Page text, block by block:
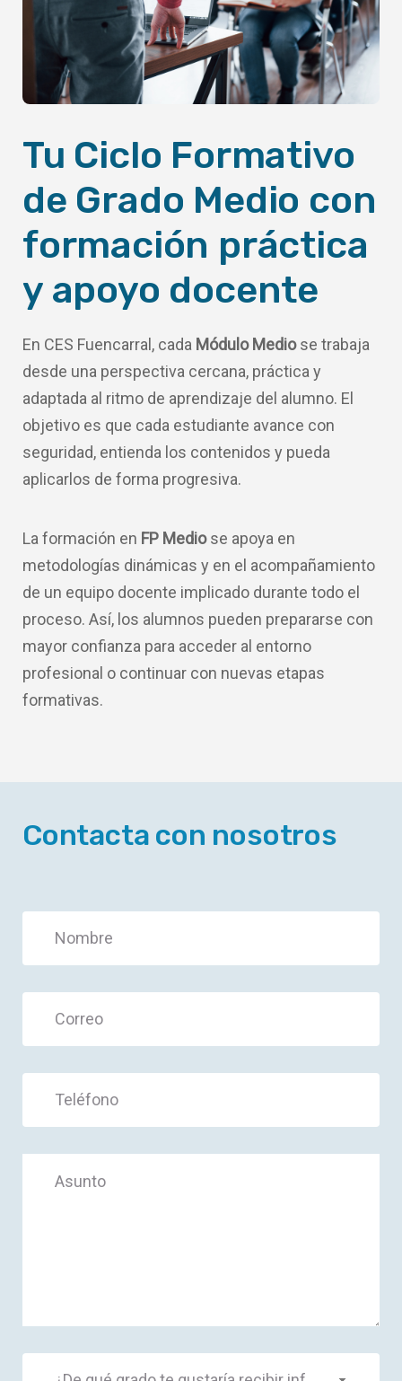
Tu Ciclo Formativo
de Grado Medio con
formación práctica
y apoyo docente
En CES Fuencarral, cada Módulo Mediose trabaja
desde una perspectiva cercana, práctica y
adaptada al ritmo de aprendizaje del alumno. El
objetivo es que cada estudiante avance con
seguridad, entienda los contenidos y pueda
aplicarlos de forma progresiva.
La formación en FP Mediose apoya en
metodologías dinámicas y en el acompañamiento
de un equipo docente implicado durante todo el
proceso. Así, los alumnos pueden prepararse con
mayor confianza para acceder al entorno
profesional o continuar con nuevas etapas
formativas.
Contacta con nosotros